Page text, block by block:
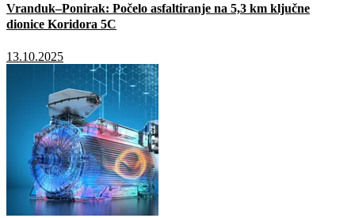
Vranduk–Ponirak: Počelo asfaltiranje na 5,3 km ključne
dionice Koridora 5C
13.10.2025